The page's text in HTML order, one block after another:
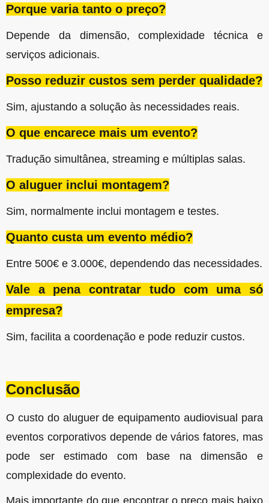
Porque varia tanto o preço?
Depende da dimensão, complexidade técnica e
serviços adicionais.
Posso reduzir custos sem perder qualidade?
Sim, ajustando a solução às necessidades reais.
O que encarece mais um evento?
Tradução simultânea, streaming e múltiplas salas.
O aluguer inclui montagem?
Sim, normalmente inclui montagem e testes.
Quanto custa um evento médio?
Entre 500€ e 3.000€, dependendo das necessidades.
Vale a pena contratar tudo com uma só
empresa?
Sim, facilita a coordenação e pode reduzir custos.
Conclusão
O custo do aluguer de equipamento audiovisual para
eventos corporativos depende de vários fatores, mas
pode ser estimado com base na dimensão e
complexidade do evento.